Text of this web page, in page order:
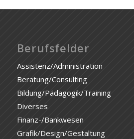
Berufsfelder
Assistenz/Administration
Beratung/Consulting
Bildung/Pädagogik/Training
Diverses
Finanz-/Bankwesen
Grafik/Design/Gestaltung